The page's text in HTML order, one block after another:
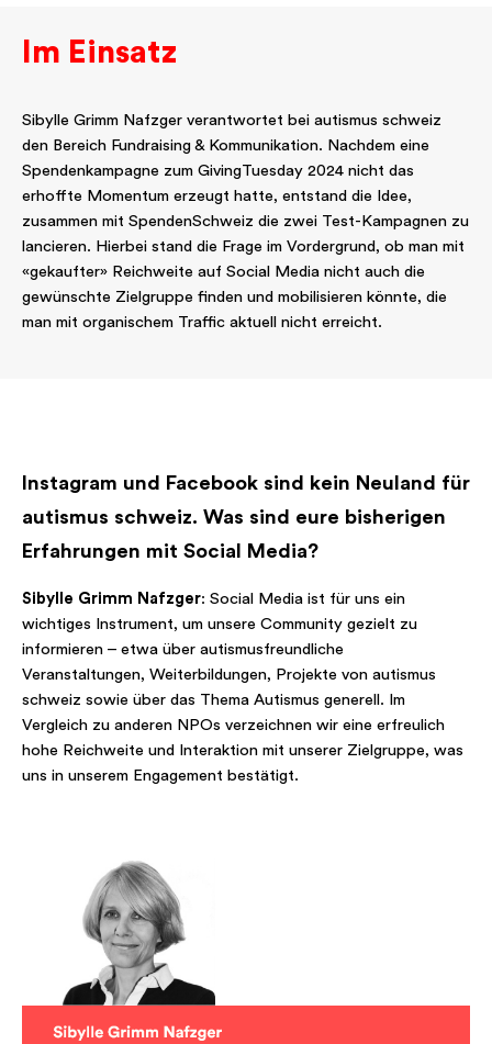
Im Einsatz
Sibylle Grimm Nafzger verantwortet bei autismus schweiz
den Bereich Fundraising & Kommunikation. Nachdem eine
Spendenkampagne zum GivingTuesday 2024 nicht das
erhoffte Momentum erzeugt hatte, entstand die Idee,
zusammen mit SpendenSchweiz die zwei Test-Kampagnen zu
lancieren. Hierbei stand die Frage im Vordergrund, ob man mit
«gekaufter» Reichweite auf Social Media nicht auch die
gewünschte Zielgruppe finden und mobilisieren könnte, die
man mit organischem Traffic aktuell nicht erreicht.
Instagram und Facebook sind kein Neuland für
autismus schweiz. Was sind eure bisherigen
Erfahrungen mit Social Media?
Sibylle Grimm Nafzger: Social Media ist für uns ein
wichtiges Instrument, um unsere Community gezielt zu
informieren – etwa über autismusfreundliche
Veranstaltungen, Weiterbildungen, Projekte von autismus
schweiz sowie über das Thema Autismus generell. Im
Vergleich zu anderen NPOs verzeichnen wir eine erfreulich
hohe Reichweite und Interaktion mit unserer Zielgruppe, was
uns in unserem Engagement bestätigt.